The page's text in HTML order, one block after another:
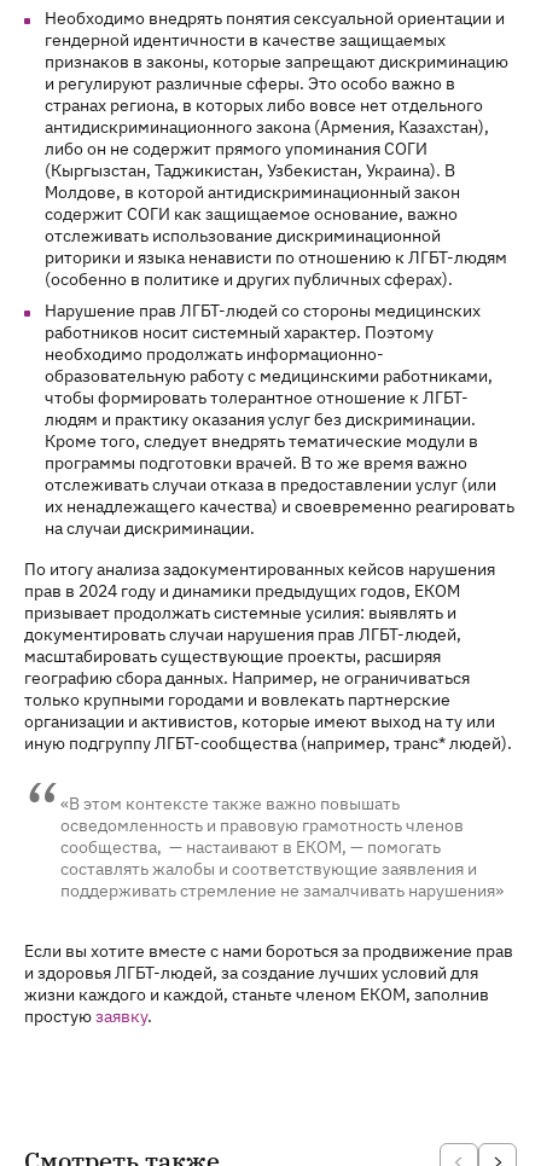
Необходимо внедрять понятия сексуальной ориентации и
гендерной идентичности в качестве защищаемых
признаков в законы, которые запрещают дискриминацию
и регулируют различные сферы. Это особо важно в
странах региона, в которых либо вовсе нет отдельного
антидискриминационного закона (Армения, Казахстан),
либо он не содержит прямого упоминания СОГИ
(Кыргызстан, Таджикистан, Узбекистан, Украина). В
Молдове, в которой антидискриминационный закон
содержит СОГИ как защищаемое основание, важно
отслеживать использование дискриминационной
риторики и языка ненависти по отношению к ЛГБТ-людям
(особенно в политике и других публичных сферах).
Нарушение прав ЛГБТ-людей со стороны медицинских
работников носит системный характер. Поэтому
необходимо продолжать информационно-
образовательную работу с медицинскими работниками,
чтобы формировать толерантное отношение к ЛГБТ-
людям и практику оказания услуг без дискриминации.
Кроме того, следует внедрять тематические модули в
программы подготовки врачей. В то же время важно
отслеживать случаи отказа в предоставлении услуг (или
их ненадлежащего качества) и своевременно реагировать
на случаи дискриминации.
По итогу анализа задокументированных кейсов нарушения
прав в 2024 году и динамики предыдущих годов, ЕКОМ
призывает продолжать системные усилия: выявлять и
документировать случаи нарушения прав ЛГБТ-людей,
масштабировать существующие проекты, расширяя
географию сбора данных. Например, не ограничиваться
только крупными городами и вовлекать партнерские
организации и активистов, которые имеют выход на ту или
иную подгруппу ЛГБТ-сообщества (например, транс* людей).
«В этом контексте также важно повышать
осведомленность и правовую грамотность членов
сообщества, — настаивают в ЕКОМ, — помогать
составлять жалобы и соответствующие заявления и
поддерживать стремление не замалчивать нарушения»
Если вы хотите вместе с нами бороться за продвижение прав
и здоровья ЛГБТ-людей, за создание лучших условий для
жизни каждого и каждой, станьте членом ЕКОМ, заполнив
простуюзаявку.